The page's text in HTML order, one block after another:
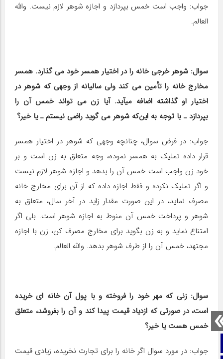
جواب: واجب است خمس بپردازد و اجازه شوهر لازم نیست. والله
العالم.
سوال: شوهر خرجی خانه را در اختیار همسر خود می ‎گذارد. همسر
مخارج خانه را تأمین می کند ولی سالیانه از وجهی که شوهر در
اختیار او گذاشته اضافه می‎آید. آیا زن می تواند خمس آن را
بپردازد ـ با توجه به این‌که شوهر می‎ گوید راضی نیستم ـ یا خیر؟
جواب: در فرض سوال، چنانچه وجهی که شوهر در اختیار همسر
قرار داده تملیک به همسر نموده، وجه متعلق به زن است و بر
خود زن واجب است خمس آن را بدهد و اجازه شوهر لازم نیست
و اگر تملیک نکرده و فقط اجازه داده که از آن برای مخارج خانه
مصرف نماید، در این صورت مقدار زاید در آخر سال، متعلق به
شوهر و پرداخت خمس آن منوط به اجازه شوهر است. بلی اگر
امتناع نماید و به زن بگوید برای مخارج مصرف کن، زن با اجازه
مجتهد، خمس آن را از طرف شوهر بدهد. والله العالم.
سوال: زنی که مهر خود را فروخته و با پول آن خانه‎ ای خریده
است، در صورتی که ازدیاد قیمت پیدا کند و آن را بفروشد، متعلق
خمس هست یا خیر؟
جواب: در مورد سوال اگر خانه را برای تجارت نخریده، زیادی قیمت